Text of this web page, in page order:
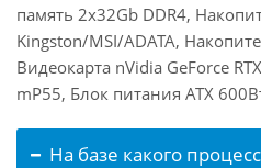
память 2x32Gb DDR4,
Kingston/MSI/ADATA,
Видеокарта nVidia GeForce
mP55, Блок питания ATX
На базе какого